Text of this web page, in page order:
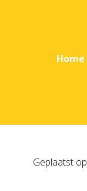
Home
Geplaatst op